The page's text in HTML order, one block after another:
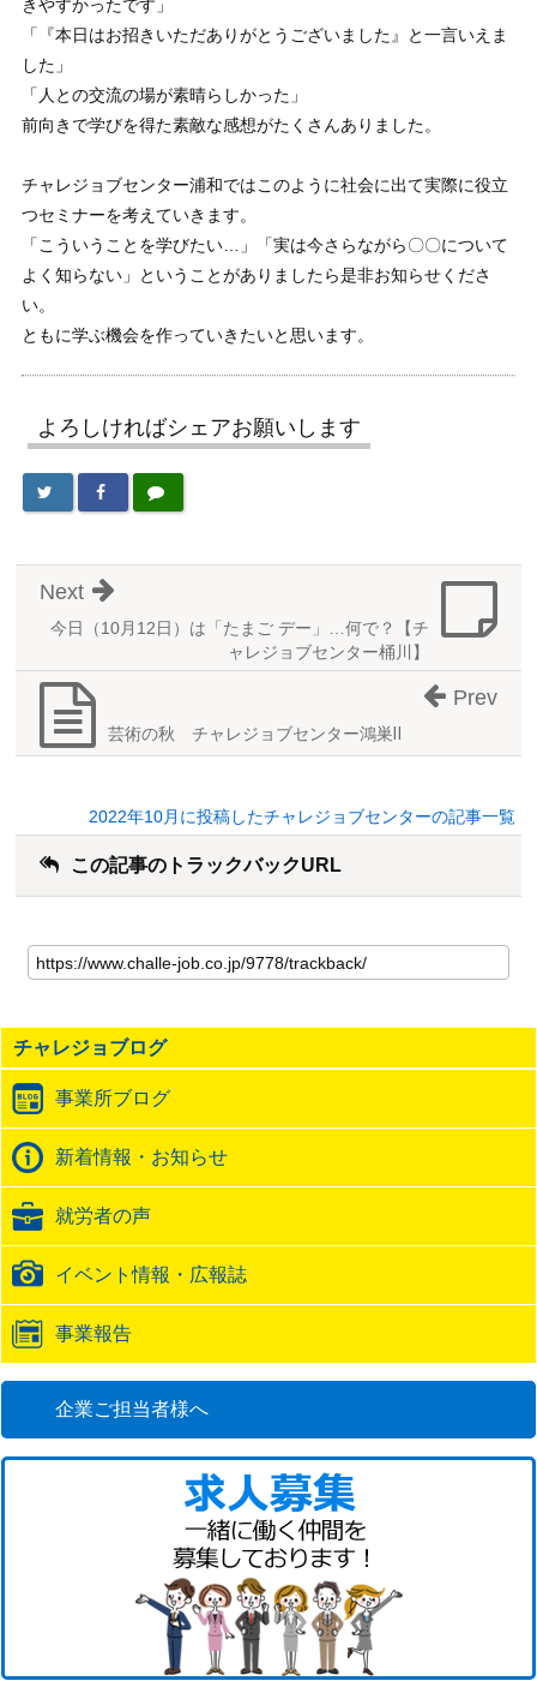
きやすかったです」
「『本日はお招きいただありがとうございました』と一言いえま
した」
「人との交流の場が素晴らしかった」
前向きで学びを得た素敵な感想がたくさんありました。
チャレジョブセンター浦和ではこのように社会に出て実際に役立
つセミナーを考えていきます。
「こういうことを学びたい…」「実は今さらながら〇〇について
よく知らない」ということがありましたら是非お知らせくださ
い。
ともに学ぶ機会を作っていきたいと思います。
よろしければシェアお願いします
今日（10月12日）は「たまご デー」…何で？【チ
ャレジョブセンター桶川】
Next
芸術の秋 チャレジョブセンター鴻巣Ⅱ
Prev
2022年10月に投稿したチャレジョブセンターの記事一覧
この記事のトラックバックURL
の
記
の
ト
ッ
ク
バ
ッ
ク
URL
チャレジョブログ
事業所ブログ
新着情報・お知らせ
就労者の声
イベント情報・広報誌
事業報告
企業ご担当者様へ